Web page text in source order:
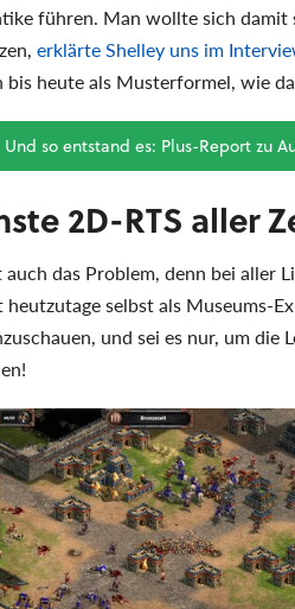
führen. Man wollte sich
erklärte Shelley uns im
bis heute als Musterformel, wie
Und so entstand es: Plus-Report zu
2D-RTS aller
das Problem, denn bei aller
heutzutage selbst als Museums-
und sei es nur, um